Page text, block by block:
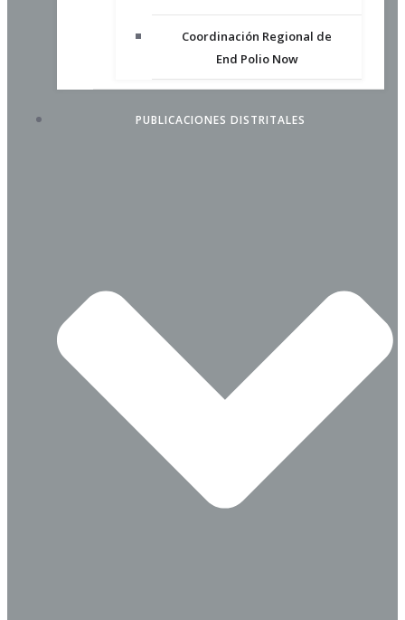
Coordinación Regional de
End Polio Now
PUBLICACIONES DISTRITALES